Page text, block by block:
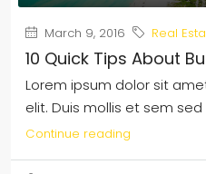
March 9, 2016 Real
10 Quick Tips About
Lorem ipsum dolor sit
elit. Duis mollis et sem sed
Continue reading